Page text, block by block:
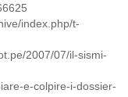
index.php/t-
2007/07/il-sismi-
e-colpire-i-dossier-